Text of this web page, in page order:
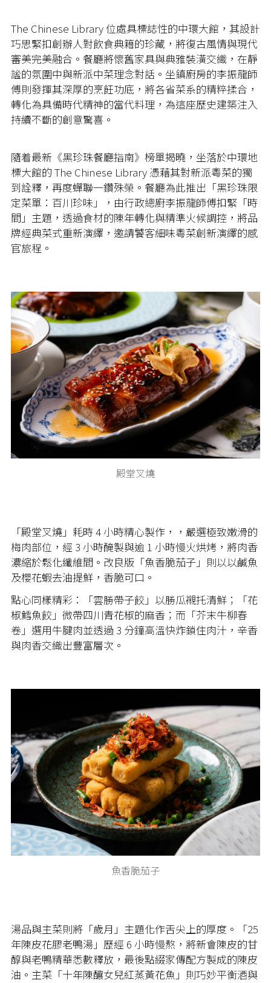
The Chinese Library 位處具標誌性的中環大館，其設計
巧思緊扣創辦人對飲食典籍的珍藏，將復古風情與現代
審美完美融合。餐廳將懷舊家具與典雅裝潢交織，在靜
謐的氛圍中與新派中菜理念對話。坐鎮廚房的李振龍師
傅則發揮其深厚的烹飪功底，將各省菜系的精粹揉合，
轉化為具備時代精神的當代料理，為這座歷史建築注入
持續不斷的創意驚喜。
隨着最新《黑珍珠餐廳指南》榜單揭曉，坐落於中環地
標大館的 The Chinese Library 憑藉其對新派粵菜的獨
到詮釋，再度蟬聯一鑽殊榮。餐廳為此推出「黑珍珠限
定菜單：百川珍味」，由行政總廚李振龍師傅扣緊「時
間」主題，透過食材的陳年轉化與精準火候調控，將品
牌經典菜式重新演繹，邀請饕客細味粵菜創新演繹的感
官旅程。
殿堂叉燒
「殿堂叉燒」耗時 4 小時精心製作，，嚴選極致嫩滑的
梅肉部位，經 3 小時醃製與逾 1 小時慢火烘烤，將肉香
濃縮於鬆化纖維間。改良版「魚香脆茄子」則以以鹹魚
及櫻花蝦去油提鮮，香脆可口。
點心同樣精彩：「雲勝帶子餃」以勝瓜襯托清鮮；「花
椒鱈魚餃」微帶四川青花椒的麻香；而「芥末牛柳春
卷」選用牛腱肉並透過 3 分鐘高溫快炸鎖住肉汁，辛香
與肉香交織出豐富層次。
魚香脆茄子
湯品與主菜則將「歲月」主題化作舌尖上的厚度。「25
年陳皮花膠老鴨湯」歷經 6 小時慢熬，將新會陳皮的甘
醇與老鴨精華悉數釋放，最後點綴家傳配方製成的陳皮
油。主菜「十年陳釀女兒紅蒸黃花魚」則巧妙平衡酒與